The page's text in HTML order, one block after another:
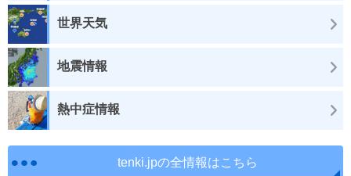
世界天気
地震情報
熱中症情報
tenki.jpの全情報はこちら